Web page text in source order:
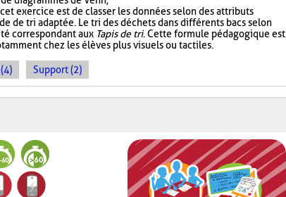
exercice est de classer les données selon des attributs
de tri adaptée. Le tri des déchets dans différents bacs selon
correspondant aux Tapis de tri. Cette formule pédagogique est
chez les élèves plus visuels ou tactiles.
Support (2)